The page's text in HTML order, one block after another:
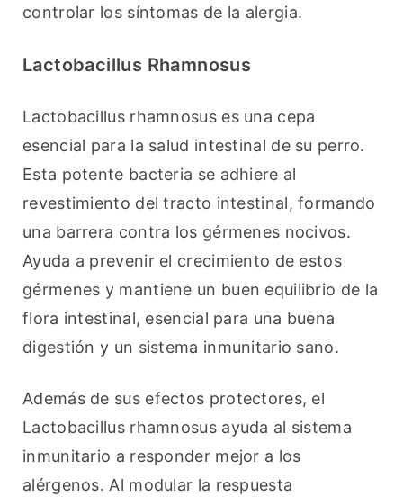
controlar los síntomas de la alergia.
Lactobacillus Rhamnosus
Lactobacillus rhamnosus es una cepa
esencial para la salud intestinal de su perro.
Esta potente bacteria se adhiere al
revestimiento del tracto intestinal, formando
una barrera contra los gérmenes nocivos.
Ayuda a prevenir el crecimiento de estos
gérmenes y mantiene un buen equilibrio de la
flora intestinal, esencial para una buena
digestión y un sistema inmunitario sano.
Además de sus efectos protectores, el
Lactobacillus rhamnosus ayuda al sistema
inmunitario a responder mejor a los
alérgenos. Al modular la respuesta